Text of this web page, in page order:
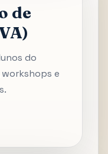
de
do
e